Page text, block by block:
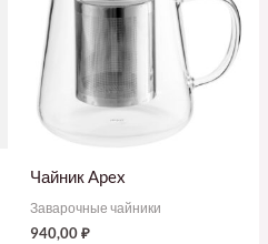
Чайник Apex
Заварочные чайники
940,00₽